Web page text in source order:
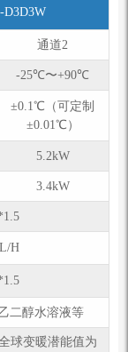
D3D3W
通道2
-25℃〜+90℃
±0.1℃（可定制
±0.01℃）
5.2kW
3.4kW
H
二醇水溶液等
球变暖潜能值为